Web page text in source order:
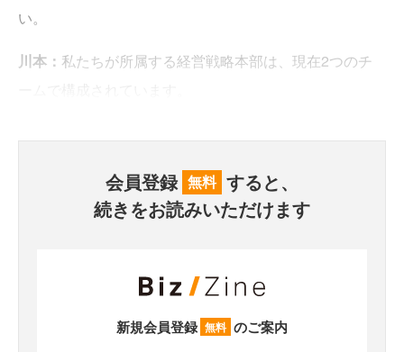
い。
川本： 私たちが所属する経営戦略本部は、現在2つのチ
会員登録 無料 すると、
続きをお読みいただけます
新規会員登録 無料 のご案内